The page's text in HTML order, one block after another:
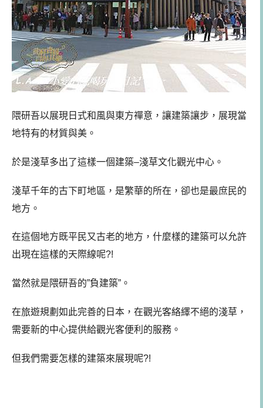
隈研吾以展現日式和風與東方禪意，讓建築讓步，展現當
地特有的材質與美。
於是淺草多出了這樣一個建築–淺草文化觀光中心。
淺草千年的古下町地區，是繁華的所在，卻也是最庶民的
地方。
在這個地方既平民又古老的地方，什麼樣的建築可以允許
出現在這樣的天際線呢?!
當然就是隈研吾的”負建築”。
在旅遊規劃如此完善的日本，在觀光客絡繹不絕的淺草，
需要新的中心提供給觀光客便利的服務。
但我們需要怎樣的建築來展現呢?!